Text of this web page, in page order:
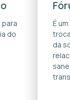
do
É
da